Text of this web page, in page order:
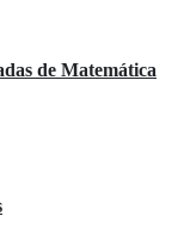
de Matemática